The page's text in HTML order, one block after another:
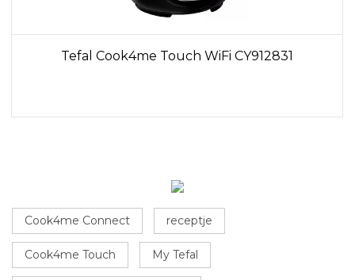
Tefal Cook4me Touch WiFi CY912831
Cook4me Connect receptje
Cook4me Touch My Tefal